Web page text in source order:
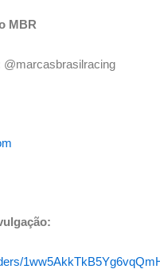
MBR
@marcasbrasilracing